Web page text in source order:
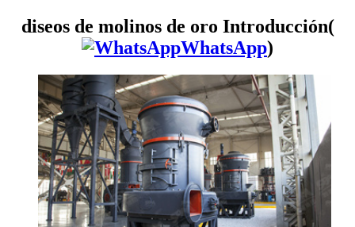
diseos de molinos de oro Introducción(
WhatsApp)